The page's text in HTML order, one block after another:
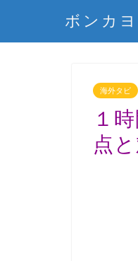
ボンカ
海外タビ
１
点